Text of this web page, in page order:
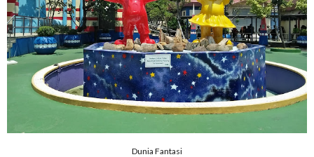
Dunia Fantasi